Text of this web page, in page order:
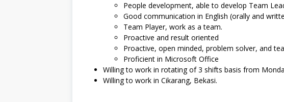
People development, able to develop Team
Good communication in English (orally and
Team Player, work as a team.
Proactive and result oriented
Proactive, open minded, problem solver, and
Proficient in Microsoft Office
Willing to work in rotating of 3 shifts basis from
Willing to work in Cikarang, Bekasi.